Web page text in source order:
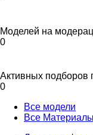
Моделей на
0
Активных подборов
0
Все модели
Все Материалы